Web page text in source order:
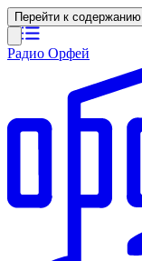
Перейти к содержанию
Радио Орфей